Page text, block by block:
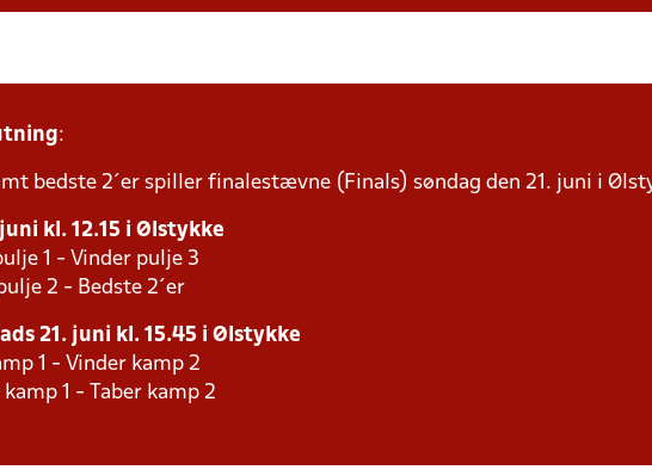
:
bedste 2´er spiller finalestævne (Finals) søndag den 21. juni i
kl. 12.15 i Ølstykke
1 - Vinder pulje 3
2 - Bedste 2´er
21. juni kl. 15.45 i Ølstykke
1 - Vinder kamp 2
1 - Taber kamp 2